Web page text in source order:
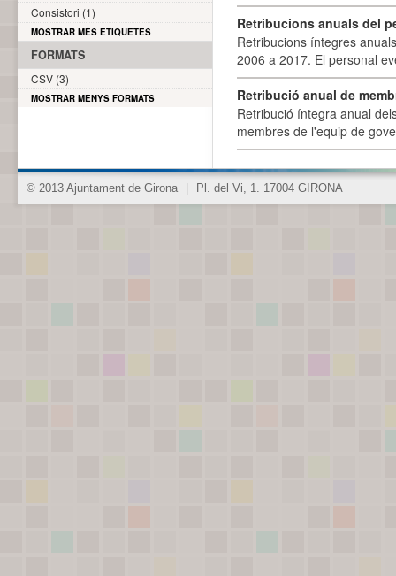
Retribucions anuals del
Retribucions íntegres
2006 a 2017. El personal
Retribució anual de
Retribució íntegra anual
membres de l'equip de
Consistori (1)
MOSTRAR MÉS ETIQUETES
FORMATS
CSV (3)
MOSTRAR MENYS FORMATS
© 2013 Ajuntament de Girona Pl. del Vi, 1. 17004 GIRONA